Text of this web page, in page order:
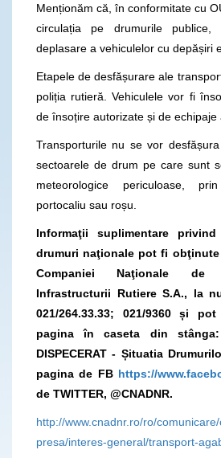
Menționăm că, în conformitate cu
circulația pe drumurile publice,
deplasare a vehiculelor cu depășiri
Etapele de desfășurare ale
poliția rutieră. Vehiculele vor fi
de însoțire autorizate și de echipaje
Transporturile nu se vor
sectoarele de drum pe care sunt
meteorologice periculoase,
portocaliu sau roșu.
Informaţii suplimentare
drumuri naţionale pot fi obţinute
Companiei Naţionale de
Infrastructurii Rutiere S.A., la
021/264.33.33; 021/9360 și
pagina în caseta din
DISPECERAT - Șituatia
pagina de FB https://
de TWITTER, @CNADNR.
http://www.cnadnr.ro/ro/
presa/interes-general/transport-